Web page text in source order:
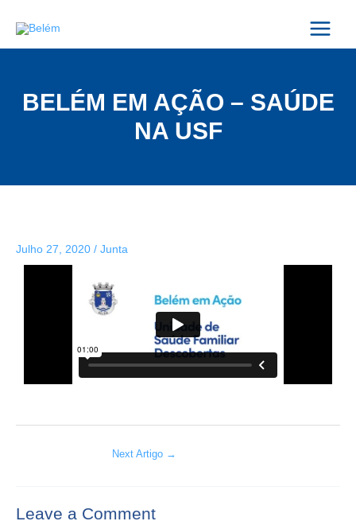
Menu
BELÉM EM AÇÃO – SAÚDE
NA USF
Julho 27, 2020 / Junta
navigation
Next Artigo →
Leave a Comment